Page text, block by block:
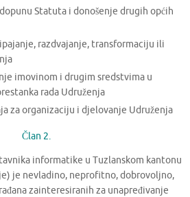
Statuta i donošenje drugih općih
razdvajanje, transformaciju ili
imovinom i drugim sredstvima u
rada Udruženja
za organizaciju i djelovanje Udruženja
Član 2.
informatike u Tuzlanskom kantonu
je nevladino, neprofitno, dobrovoljno,
zainteresiranih za unapređivanje